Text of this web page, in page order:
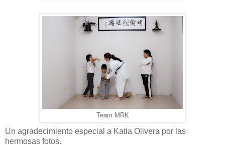
Team MRK
Un agradecimiento especial a Katia Olivera por las
hermosas fotos.